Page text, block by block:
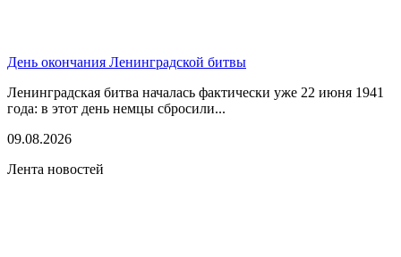
День окончания Ленинградской битвы
Ленинградская битва началась фактически уже 22 июня 1941
года: в этот день немцы сбросили...
09.08.2026
Лента новостей